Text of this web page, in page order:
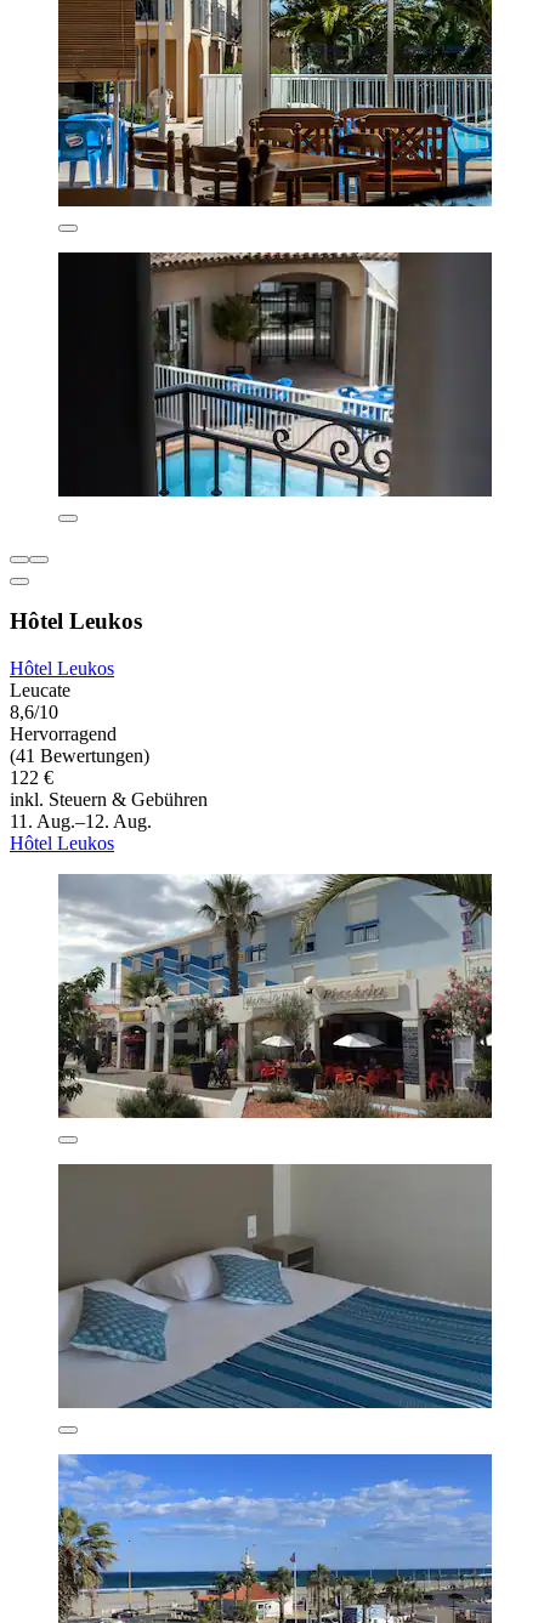
Hôtel Leukos
Hôtel Leukos
Leucate
8,6/10
Hervorragend
(41 Bewertungen)
122 €
inkl. Steuern & Gebühren
11. Aug.–12. Aug.
Hôtel Leukos